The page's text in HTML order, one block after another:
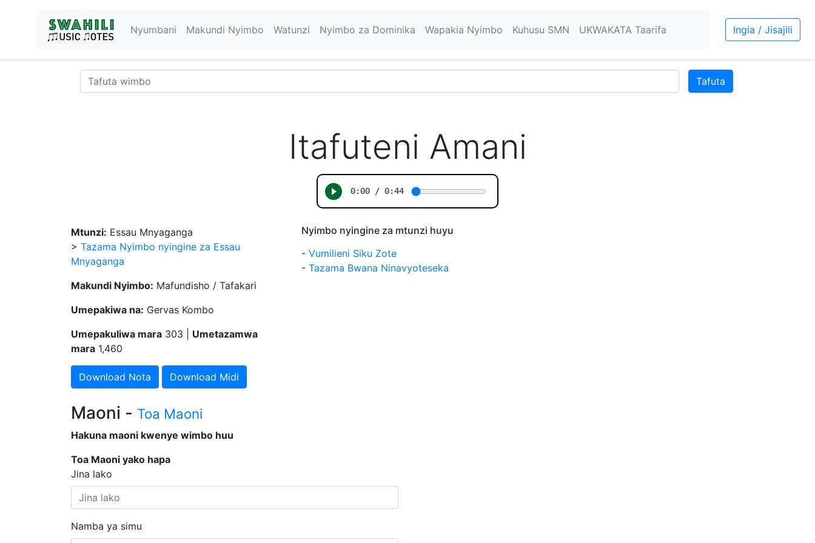
Nyumbani Makundi Nyimbo Watunzi Nyimbo za Dominika Wapakia Nyimbo Kuhusu SMN UKWAKATA Taarifa Ingia / Jisajili
Tafuta
Itafuteni Amani
Mtunzi: Essau Mnyaganga
> Tazama Nyimbo nyingine za Essau
Mnyaganga
Makundi Nyimbo: Mafundisho / Tafakari
Umepakiwa na: Gervas Kombo
Umepakuliwa mara 303 | Umetazamwa
mara 1,460
Download Nota Download Midi
Nyimbo nyingine za mtunzi huyu
- Vumilieni Siku Zote
- Tazama Bwana Ninavyoteseka
Maoni - Toa Maoni
Hakuna maoni kwenye wimbo huu
Toa Maoni yako hapa
Jina lako
Namba ya simu